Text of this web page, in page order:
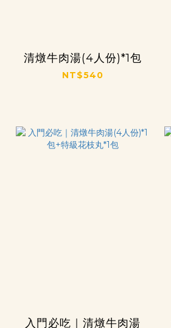
清燉牛肉湯(4人份)*1包
NT$540
入門必吃｜清燉牛肉湯